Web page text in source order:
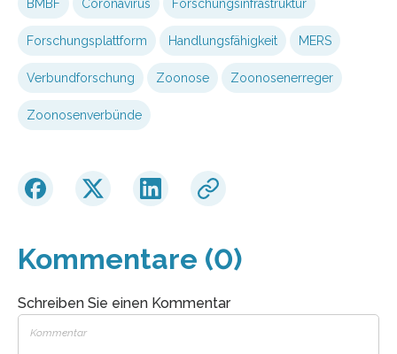
BMBF Coronavirus Forschungsinfrastruktur
Forschungsplattform Handlungsfähigkeit MERS
Verbundforschung Zoonose Zoonosenerreger
Zoonosenverbünde
Kommentare (0)
Schreiben Sie einen Kommentar